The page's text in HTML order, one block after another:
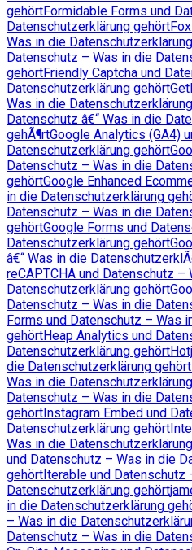
gehörtFormidable Forms und
Datenschutzerklärung gehört
Was in die
Datenschutz – Was in die
gehörtFriendly Captcha und
Datenschutzerklärung gehört
Was in die
Datenschutz â€“ Was in die
gehÃ¶rtGoogle Analytics (GA4)
Datenschutzerklärung gehört
Datenschutz – Was in die
gehörtGoogle Enhanced
in die Datenschutzerklärung
Datenschutz – Was in die
gehörtGoogle Forms und
Datenschutzerklärung gehört
â€“ Was in die
reCAPTCHA und Datenschutz –
Datenschutzerklärung gehört
Datenschutz – Was in die
Forms und Datenschutz – Was
gehörtHeap Analytics und
Datenschutzerklärung gehört
die Datenschutzerklärung gehört
Was in die
Datenschutz – Was in die
gehörtInstagram Embed und
Datenschutzerklärung gehört
Was in die
und Datenschutz – Was in die
gehörtIterable und Datenschutz
Datenschutzerklärung gehört
in die Datenschutzerklärung
– Was in die
Datenschutz – Was in die